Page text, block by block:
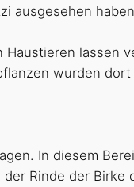
ausgesehen
lassen
wurden dort
In diesem
Rinde der Birke